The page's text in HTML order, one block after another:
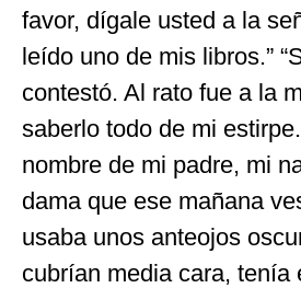
favor, dígale usted a la
leído uno de mis libros.”
contestó. Al rato fue a la
saberlo todo de mi
nombre de mi padre, mi
dama que ese mañana
usaba unos anteojos
cubrían media cara, tenía